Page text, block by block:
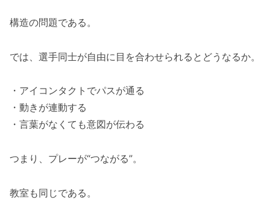
構造の問題である。
では、選手同士が自由に目を合わせられるとどうなるか。
・アイコンタクトでパスが通る
・動きが連動する
・言葉がなくても意図が伝わる
つまり、プレーが“つながる”。
教室も同じである。